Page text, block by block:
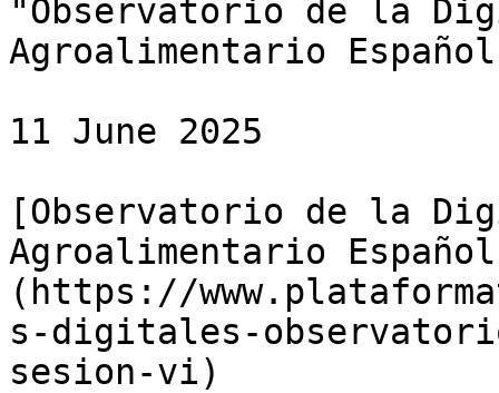
"Observatorio de la
Agroalimentario
11 June 2025
[Observatorio de la
Agroalimentario
(https://
s-digitales-
sesion-vi)